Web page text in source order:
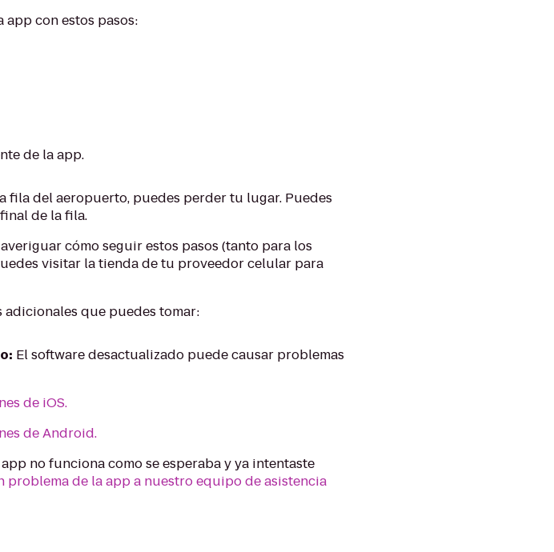
con estos pasos:
de la app.
fila del aeropuerto, puedes perder tu lugar. Puedes
de la fila.
cómo seguir estos pasos (tanto para los
visitar la tienda de tu proveedor celular para
adicionales que puedes tomar:
El software desactualizado puede causar problemas
de iOS.
de Android.
no funciona como se esperaba y ya intentaste
problema de la app a nuestro equipo de asistencia